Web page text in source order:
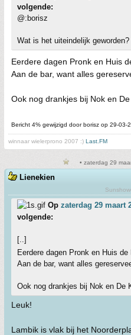
volgende:
@:borisz
Wat is het uiteindelijk geworden?
Eerdere dagen Pronk en Huis
Aan de bar, want alles
Ook nog drankjes bij Nok en
Bericht 4% gewijzigd door borisz op 29-03-
winnaar wielerprono 2007 :) Last.FM
• zaterdag 29
Lienekien
Op zaterdag 29 maart
volgende:
[..]
Eerdere dagen Pronk en Huis
Aan de bar, want alles
Ook nog drankjes bij Nok en De
Leuk!
Lambik is vlak bij het